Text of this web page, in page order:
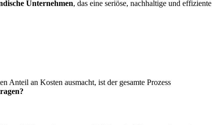
Unternehmen, das eine seriöse, nachhaltige und effiziente
Anteil an Kosten ausmacht, ist der gesamte Prozess